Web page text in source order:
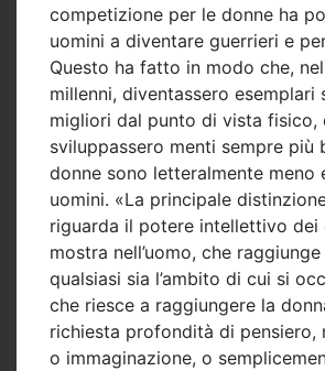
competizione per le donne ha
uomini a diventare guerrieri e
Questo ha fatto in modo che,
millenni, diventassero esemplari
migliori dal punto di vista fisico,
sviluppassero menti sempre più
donne sono letteralmente meno
uomini. «La principale
riguarda il potere intellettivo dei
mostra nell’uomo, che
qualsiasi sia l’ambito di cui si
che riesce a raggiungere la
richiesta profondità di pensiero,
o immaginazione, o